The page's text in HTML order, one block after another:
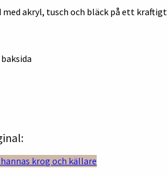
akryl, tusch och bläck på ett kraftigt